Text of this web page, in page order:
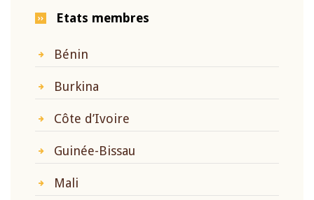
Etats membres
Bénin
Burkina
Côte d’Ivoire
Guinée-Bissau
Mali